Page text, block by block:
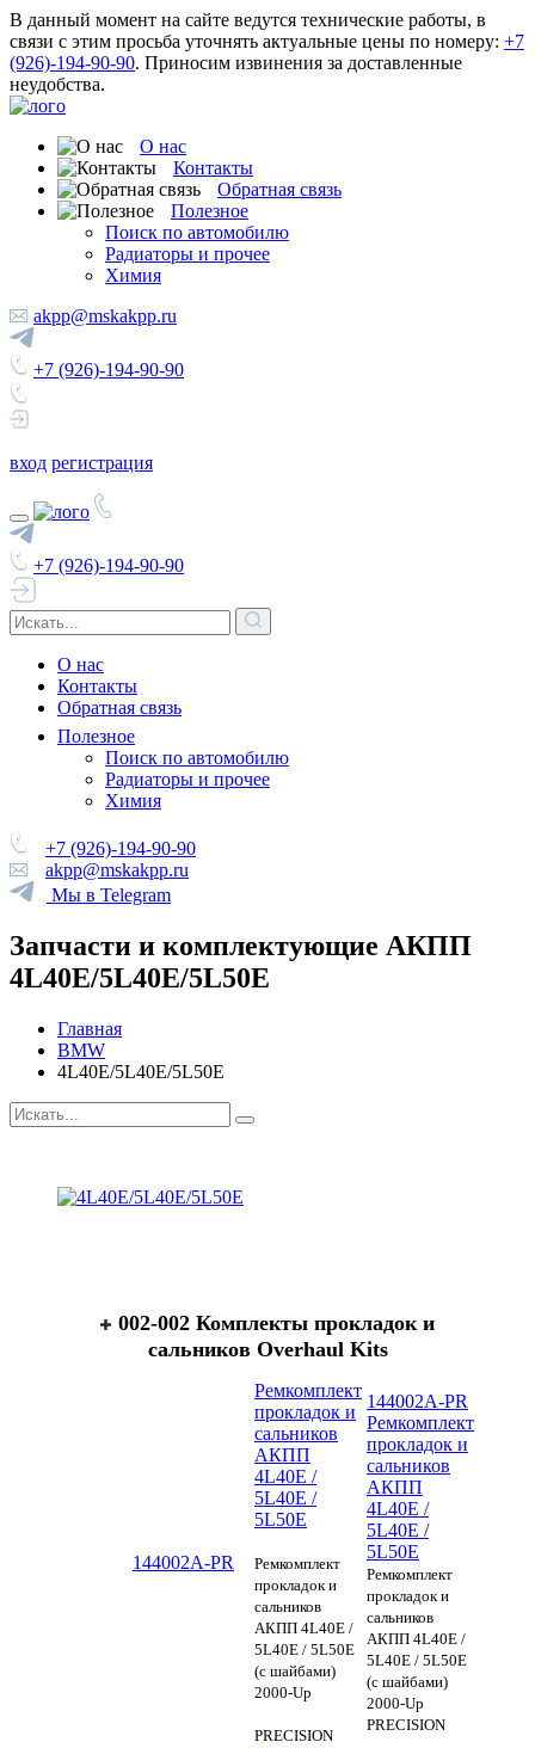
В данный момент на сайте ведутся технические работы, в
связи с этим просьба уточнять актуальные цены по номеру: +7
(926)-194-90-90. Приносим извинения за доставленные
неудобства.
О нас
Контакты
Обратная связь
Полезное
Поиск по автомобилю
Радиаторы и прочее
Химия
akpp@mskakpp.ru
+7 (926)-194-90-90
вход регистрация
+7 (926)-194-90-90
О нас
Контакты
Обратная связь
Полезное
Поиск по автомобилю
Радиаторы и прочее
Химия
+7 (926)-194-90-90
akpp@mskakpp.ru
Мы в Telegram
Запчасти и комплектующие АКПП
4L40E/5L40E/5L50E
Главная
BMW
4L40E/5L40E/5L50E
002-002 Комплекты прокладок и
сальников Overhaul Kits
144002A-PR
Ремкомплект
прокладок и
сальников
АКПП
4L40E /
5L40E /
5L50E
Ремкомплект
прокладок и
сальников
АКПП 4L40E /
5L40E / 5L50E
(c шайбами)
2000-Up
PRECISION
144002A-PR
Ремкомплект
прокладок и
сальников
АКПП
4L40E /
5L40E /
5L50E
Ремкомплект
прокладок и
сальников
АКПП 4L40E /
5L40E / 5L50E
(c шайбами)
2000-Up
PRECISION